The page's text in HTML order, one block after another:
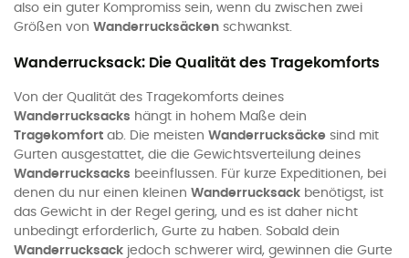
also ein guter Kompromiss sein, wenn du zwischen zwei
Größen von Wanderrucksäcken schwankst.
Wanderrucksack: Die Qualität des Tragekomforts
Von der Qualität des Tragekomforts deines
Wanderrucksacks hängt in hohem Maße dein
Tragekomfort ab. Die meisten Wanderrucksäcke sind mit
Gurten ausgestattet, die die Gewichtsverteilung deines
Wanderrucksacks beeinflussen. Für kurze Expeditionen, bei
denen du nur einen kleinen Wanderrucksack benötigst, ist
das Gewicht in der Regel gering, und es ist daher nicht
unbedingt erforderlich, Gurte zu haben. Sobald dein
Wanderrucksack jedoch schwerer wird, gewinnen die Gurte